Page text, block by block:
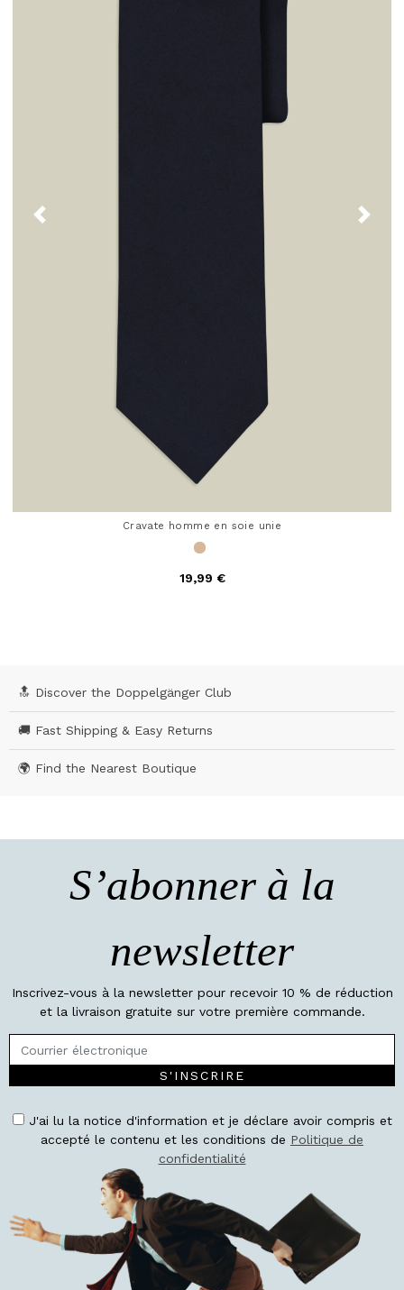
Cravate homme en soie unie
19,99 €
🔝 Discover the Doppelgänger Club
🚚 Fast Shipping & Easy Returns
🌍 Find the Nearest Boutique
S’abonner à la
newsletter
Inscrivez-vous à la newsletter pour recevoir 10 % de réduction
et la livraison gratuite sur votre première commande.
S'INSCRIRE
J'ai lu la notice d'information et je déclare avoir compris et
accepté le contenu et les conditions de Politique de
confidentialité